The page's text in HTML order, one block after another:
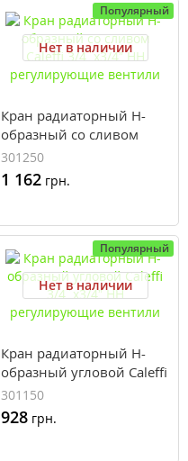
Популярный
Нет в наличии
Кран радиаторный H-
образный со сливом
Caleffi 3/4`x3/4” НН
регулирующие вентили
301250
1 162 грн.
Популярный
Нет в наличии
Кран радиаторный H-
образный угловой Caleffi
3/4`x3/4” НН
регулирующие вентили
301150
928 грн.